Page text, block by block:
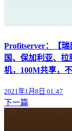
Profitserver：【
国、保加利亚、
机，100M共享，
2021年1月8日 01:47
下一篇